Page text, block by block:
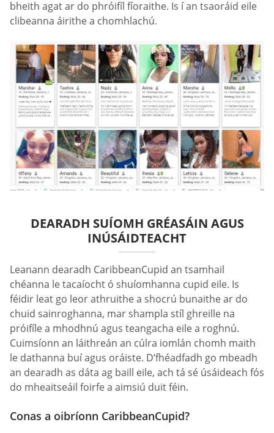
bheith agat ar do phróifíl fíoraithe. Is í an tsaoráid eile
clibeanna áirithe a chomhlachú.
DEARADH SUÍOMH GRÉASÁIN AGUS
INÚSÁIDTEACHT
Leanann dearadh CaribbeanCupid an tsamhail
chéanna le tacaíocht ó shuíomhanna cupid eile. Is
féidir leat go leor athruithe a shocrú bunaithe ar do
chuid sainroghanna, mar shampla stíl ghreille na
próifíle a mhodhnú agus teangacha eile a roghnú.
Cuimsíonn an láithreán an cúlra iomlán chomh maith
le dathanna buí agus oráiste. D’fhéadfadh go mbeadh
an dearadh as dáta ag baill eile, ach tá sé úsáideach fós
do mheaitseáil foirfe a aimsiú duit féin.
Conas a oibríonn CaribbeanCupid?